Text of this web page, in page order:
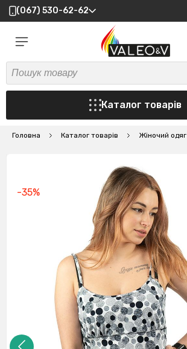
(067) 530-62-62
Каталог товарів
Головна Каталог товарів Жіночий одяг
-35%